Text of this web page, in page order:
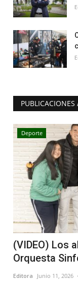
PUBLICACIONES
Deporte
(VIDEO) Los
Orquesta
Editora Junio 11, 2026